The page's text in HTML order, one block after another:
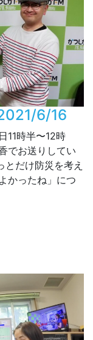
6/16
11時半〜12時
でお送りしてい
だけ防災を考え
かったね」につ